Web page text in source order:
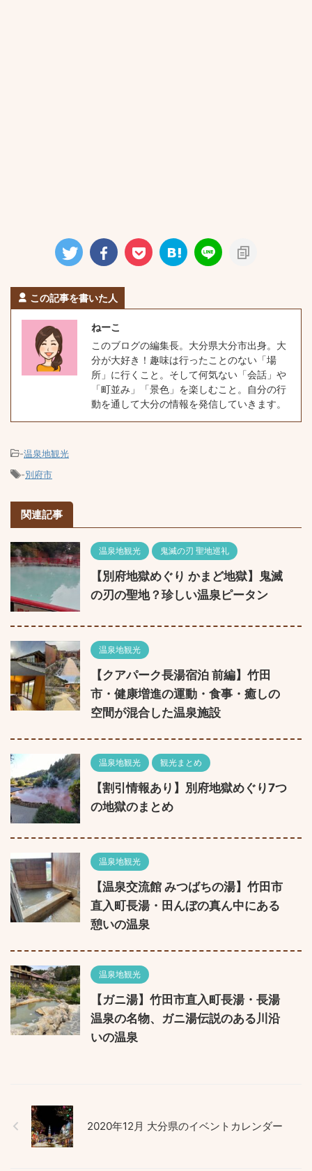
この記事を書いた人
ねーこ
このブログの編集長。大分県大分市出身。大
分が大好き！趣味は行ったことのない「場
所」に行くこと。そして何気ない「会話」や
「町並み」「景色」を楽しむこと。自分の行
動を通して大分の情報を発信していきます。
-温泉地観光
-別府市
関連記事
温泉地観光 鬼滅の刃 聖地巡礼
【別府地獄めぐり かまど地獄】鬼滅
の刃の聖地？珍しい温泉ピータン
温泉地観光
【クアパーク長湯宿泊 前編】竹田
市・健康増進の運動・食事・癒しの
空間が混合した温泉施設
温泉地観光 観光まとめ
【割引情報あり】別府地獄めぐり7つ
の地獄のまとめ
温泉地観光
【温泉交流館 みつばちの湯】竹田市
直入町長湯・田んぼの真ん中にある
憩いの温泉
温泉地観光
【ガニ湯】竹田市直入町長湯・長湯
温泉の名物、ガニ湯伝説のある川沿
いの温泉
2020年12月 大分県のイベントカレンダー